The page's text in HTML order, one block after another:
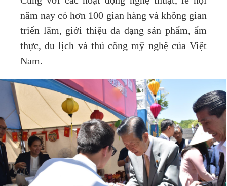
năm nay có hơn 100 gian hàng và không gian
triển lãm, giới thiệu đa dạng sản phẩm, ẩm
thực, du lịch và thủ công mỹ nghệ của Việt
Nam.